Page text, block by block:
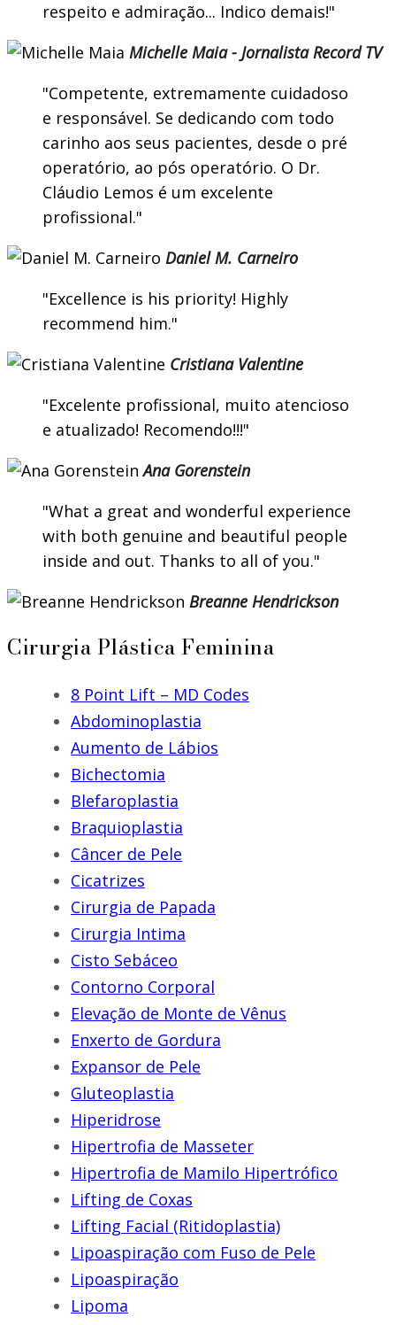
respeito e admiração... Indico demais!
Michelle Maia - Jornalista Record TV
Competente, extremamente cuidadoso
e responsável. Se dedicando com todo
carinho aos seus pacientes, desde o pré
operatório, ao pós operatório. O Dr.
Cláudio Lemos é um excelente
profissional.
Daniel M. Carneiro
Excellence is his priority! Highly
recommend him.
Cristiana Valentine
Excelente profissional, muito atencioso
e atualizado! Recomendo!!!
Ana Gorenstein
What a great and wonderful experience
with both genuine and beautiful people
inside and out. Thanks to all of you.
Breanne Hendrickson
Cirurgia Plástica Feminina
8 Point Lift – MD Codes
Abdominoplastia
Aumento de Lábios
Bichectomia
Blefaroplastia
Braquioplastia
Câncer de Pele
Cicatrizes
Cirurgia de Papada
Cirurgia Intima
Cisto Sebáceo
Contorno Corporal
Elevação de Monte de Vênus
Enxerto de Gordura
Expansor de Pele
Gluteoplastia
Hiperidrose
Hipertrofia de Masseter
Hipertrofia de Mamilo Hipertrófico
Lifting de Coxas
Lifting Facial (Ritidoplastia)
Lipoaspiração com Fuso de Pele
Lipoaspiração
Lipoma